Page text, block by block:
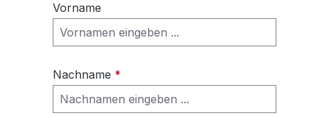
Vorname
Nachname *